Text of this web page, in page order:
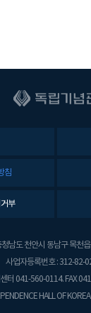
침
부
남도 천안시 동남구 목천
사업자등록번호 : 312-82-
터 041-560-0114. FAX
HALL OF